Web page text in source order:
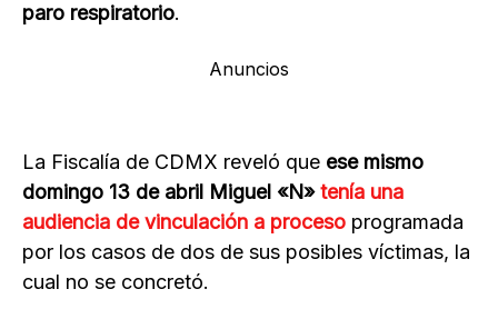
paro respiratorio.
Anuncios
La Fiscalía de CDMX reveló que ese mismo
domingo 13 de abril Miguel «N»tenía una
audiencia de vinculación a proceso programada
por los casos de dos de sus posibles víctimas, la
cual no se concretó.